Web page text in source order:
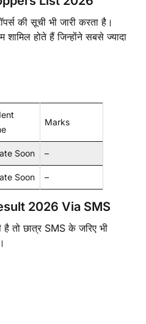
की सूची भी जारी करता है।
शामिल होते हैं जिन्होंने सबसे ज्यादा
Marks
Soon –
Soon –
2026 Via SMS
तो छात्र SMS के जरिए भी